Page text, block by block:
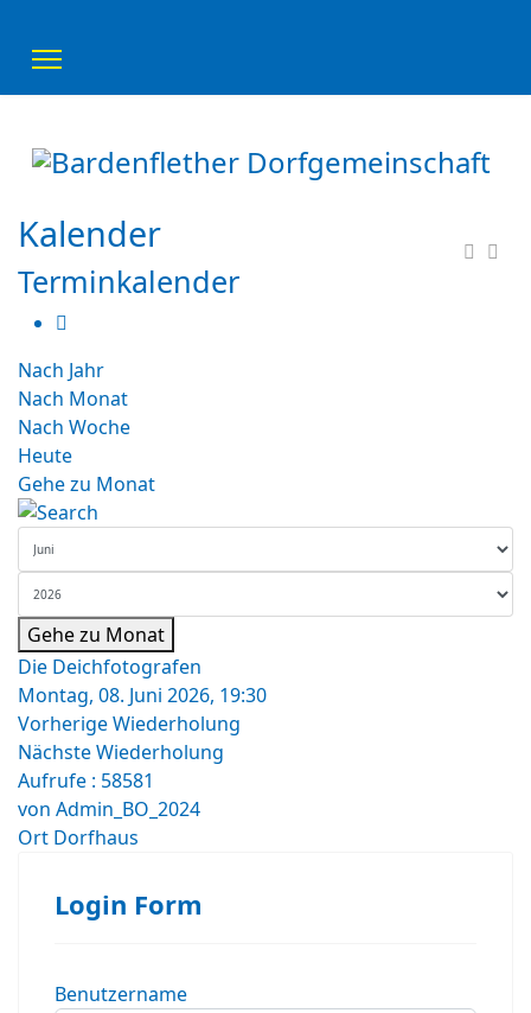
Kalender
Terminkalender
Nach Jahr
Nach Monat
Nach Woche
Heute
Gehe zu Monat
Gehe zu Monat
Die Deichfotografen
Montag, 08. Juni 2026, 19:30
Vorherige Wiederholung
Nächste Wiederholung
Aufrufe : 58581
von Admin_BO_2024
Ort Dorfhaus
Login Form
Benutzername